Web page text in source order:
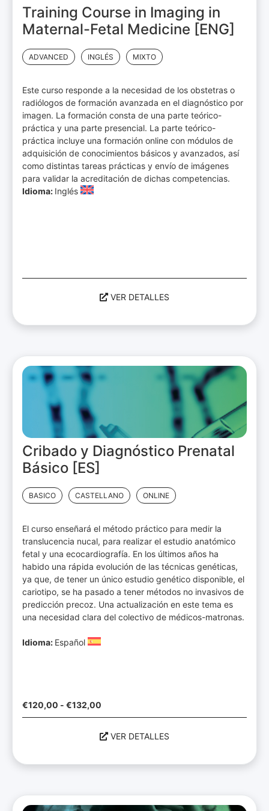
Training Course in Imaging in
Maternal-Fetal Medicine [ENG]
ADVANCED INGLÉS MIXTO
Este curso responde a la necesidad de los obstetras o
radiólogos de formación avanzada en el diagnóstico por
imagen. La formación consta de una parte teórico-
práctica y una parte presencial. La parte teórico-
práctica incluye una formación online con módulos de
adquisición de conocimientos básicos y avanzados, así
como distintas tareas prácticas y envío de imágenes
para validar la acreditación de dichas competencias.
Idioma: Inglés
VER DETALLES
Cribado y Diagnóstico Prenatal
Básico [ES]
BASICO CASTELLANO ONLINE
El curso enseñará el método práctico para medir la
translucencia nucal, para realizar el estudio anatómico
fetal y una ecocardiografía. En los últimos años ha
habido una rápida evolución de las técnicas genéticas,
ya que, de tener un único estudio genético disponible, el
cariotipo, se ha pasado a tener métodos no invasivos de
predicción precoz. Una actualización en este tema es
una necesidad clara del colectivo de médicos-matronas.
Idioma: Español
€120,00 - €132,00
VER DETALLES